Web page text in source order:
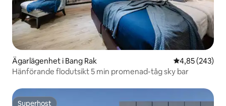
Ägarlägenhet i Bang Rak 4,85 av 5 i
4,85 (243)
Hänförande flodutsikt 5 min promenad-tåg sky bar
Superhost